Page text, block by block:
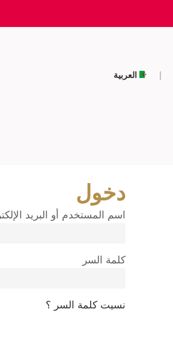
العربية
دخول
اسم المستخدم أو البريد
كلمة السر
نسيت كلمة السر ؟